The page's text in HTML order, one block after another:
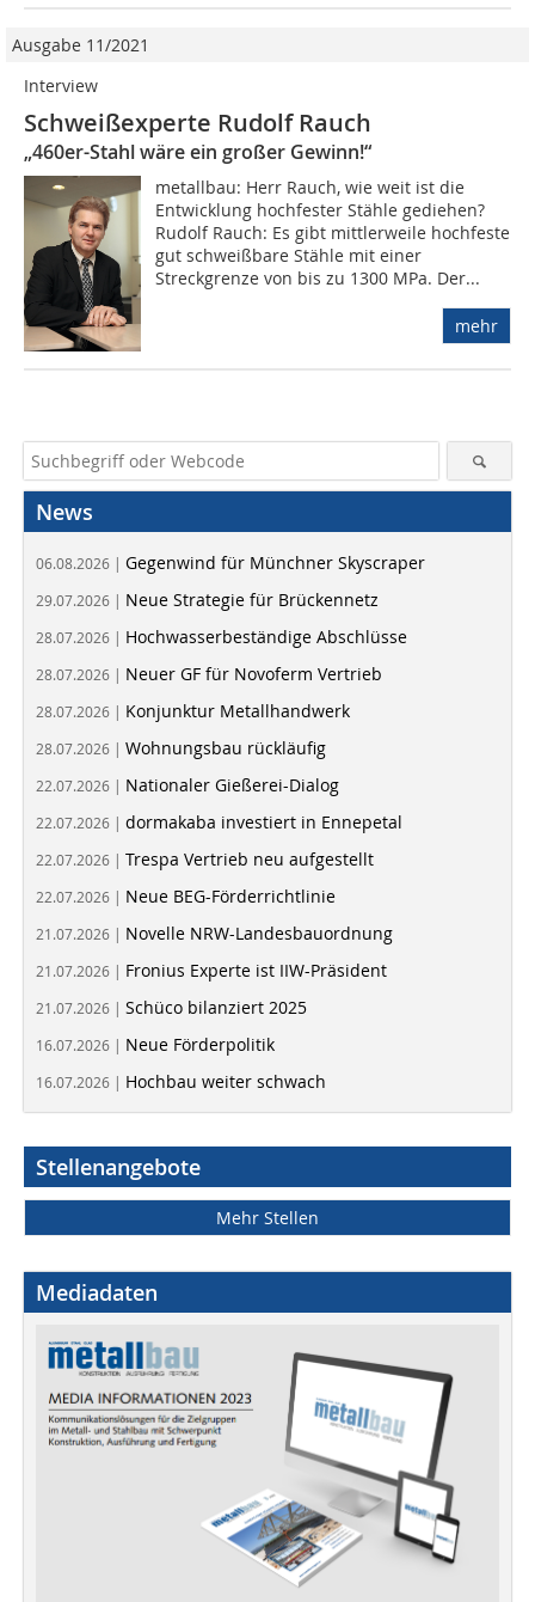
Ausgabe 11/2021
Interview
Schweißexperte Rudolf Rauch
„460er-Stahl wäre ein großer Gewinn!“
metallbau: Herr Rauch, wie weit ist die
Entwicklung hochfester Stähle gediehen?
Rudolf Rauch: Es gibt mittlerweile hochfeste
gut schweißbare Stähle mit einer
Streckgrenze von bis zu 1300 MPa. Der...
mehr
News
06.08.2026 | Gegenwind für Münchner Skyscraper
29.07.2026 | Neue Strategie für Brückennetz
28.07.2026 | Hochwasserbeständige Abschlüsse
28.07.2026 | Neuer GF für Novoferm Vertrieb
28.07.2026 | Konjunktur Metallhandwerk
28.07.2026 | Wohnungsbau rückläufig
22.07.2026 | Nationaler Gießerei-Dialog
22.07.2026 | dormakaba investiert in Ennepetal
22.07.2026 | Trespa Vertrieb neu aufgestellt
22.07.2026 | Neue BEG-Förderrichtlinie
21.07.2026 | Novelle NRW-Landesbauordnung
21.07.2026 | Fronius Experte ist IIW-Präsident
21.07.2026 | Schüco bilanziert 2025
16.07.2026 | Neue Förderpolitik
16.07.2026 | Hochbau weiter schwach
Stellenangebote
Mehr Stellen
Mediadaten